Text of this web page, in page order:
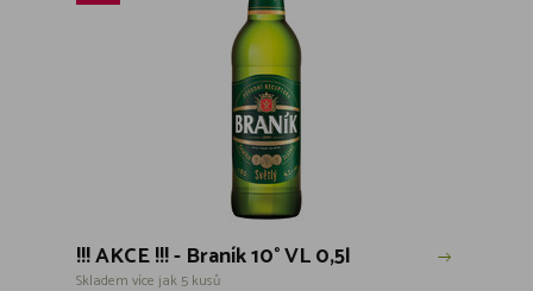
!!! AKCE !!! - Braník 10° VL 0,5l
Skladem více jak 5 kusů